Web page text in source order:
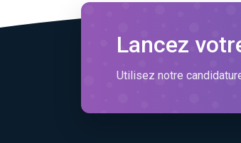
Lancez
Utilisez notre